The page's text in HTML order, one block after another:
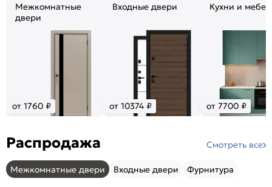
Межкомнатные
двери
от 1760 ₽
Входные двери
от 10374 ₽
Кухни и
от 7700 ₽
Распродажа Смотреть все
Межкомнатные двери Входные двери Фурнитура